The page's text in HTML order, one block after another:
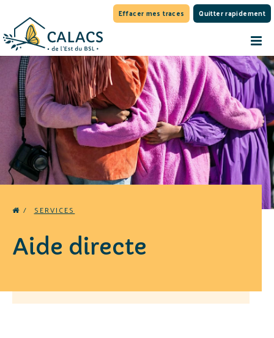
Effacer mes traces Quitter rapidement
/ SERVICES
Aide directe